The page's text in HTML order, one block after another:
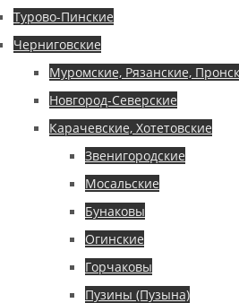
Турово-Пинские
Черниговские
Муромские, Рязанские,
Новгород-Северские
Карачевские, Хотетовские
Звенигородские
Мосальские
Бунаковы
Огинские
Горчаковы
Пузины (Пузына)